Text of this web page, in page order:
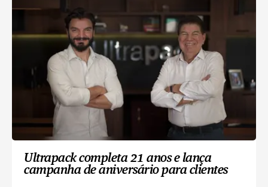
Ultrapack completa 21 anos e lança
campanha de aniversário para clientes